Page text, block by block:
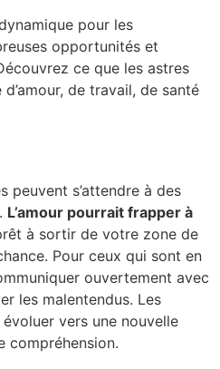
pour les
opportunités et
ce que les astres
de travail, de santé
peuvent s’attendre à des
L’amour pourrait frapper à
à sortir de votre zone de
Pour ceux qui sont en
ouvertement avec
les malentendus. Les
vers une nouvelle
compréhension.